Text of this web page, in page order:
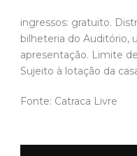
ingressos: gratuito.
bilheteria do Auditório,
apresentação. Limite
Sujeito à lotação da
Fonte: Catraca Livre